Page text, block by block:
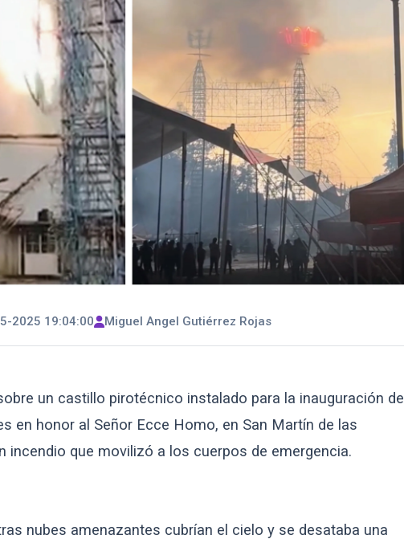
2025 19:04:00 Miguel Angel Gutiérrez Rojas
un castillo pirotécnico instalado para la inauguración de
en honor al Señor Ecce Homo, en San Martín de las
incendio que movilizó a los cuerpos de emergencia.
nubes amenazantes cubrían el cielo y se desataba una